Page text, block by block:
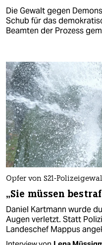
Die Gewalt gegen
Schub für das
Beamten der Prozess
Opfer von S21-
„Sie müssen
Daniel Kartmann wurde
Augen verletzt. Statt
Landeschef Mappus